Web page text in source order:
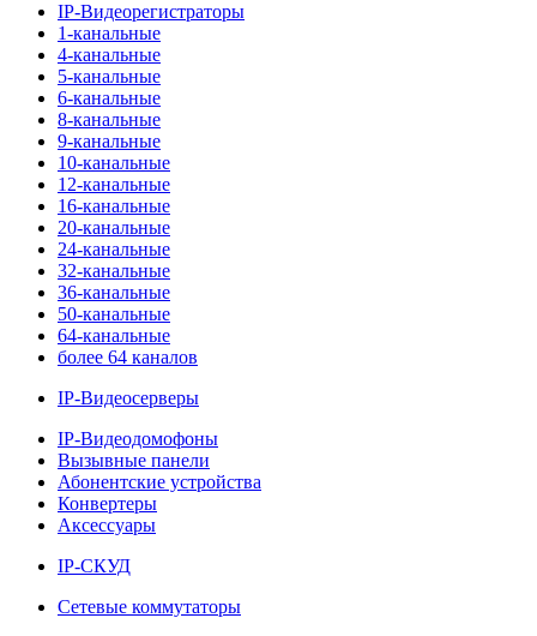
IP-Видеорегистраторы
1-канальные
4-канальные
5-канальные
6-канальные
8-канальные
9-канальные
10-канальные
12-канальные
16-канальные
20-канальные
24-канальные
32-канальные
36-канальные
50-канальные
64-канальные
более 64 каналов
IP-Видеосерверы
IP-Видеодомофоны
Вызывные панели
Абонентские устройства
Конвертеры
Аксессуары
IP-СКУД
Сетевые коммутаторы